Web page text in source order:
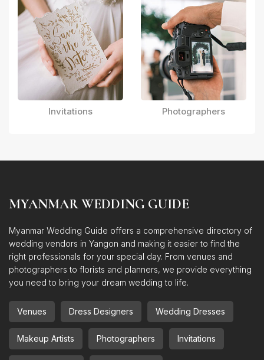
Invitations Photographers
MYANMAR WEDDING GUIDE
Myanmar Wedding Guide offers a comprehensive directory of
wedding vendors in Yangon and making it easier to find the
right professionals for your special day. From venues and
photographers to florists and planners, we provide everything
you need to bring your dream wedding to life.
Venues Dress Designers Wedding Dresses
Makeup Artists Photographers Invitations